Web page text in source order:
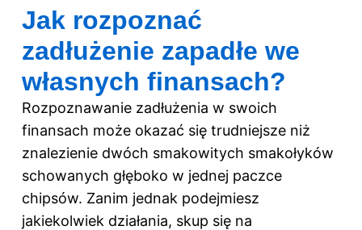
Jak rozpoznać
zadłużenie zapadłe we
własnych finansach?
Rozpoznawanie zadłużenia w swoich
finansach może okazać się trudniejsze niż
znalezienie dwóch smakowitych smakołyków
schowanych głęboko w jednej paczce
chipsów. Zanim jednak podejmiesz
jakiekolwiek działania, skup się na